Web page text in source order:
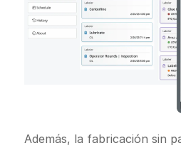
Además, la fabricación sin